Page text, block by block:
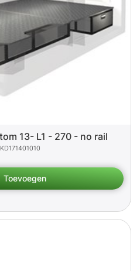
13- L1 - 270 - no rail
KD171401010